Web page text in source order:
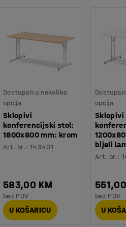
Dostupan u nekoliko
opcija
Sklopivi
konferencijski stol:
1800x800 mm: krom
Art. br.: 143401
583,00 KM
bez PDV
U KOŠARICU
opcija
Sklopivi
bijeli
Art. br.:
bez PDV
U